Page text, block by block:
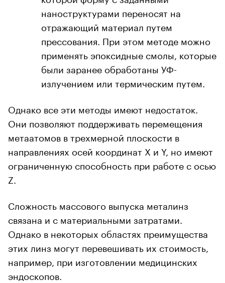
наноструктурами переносят на
отражающий материал путем
прессования. При этом методе можно
применять эпоксидные смолы, которые
были заранее обработаны УФ-
излучением или термическим путем.
Однако все эти методы имеют недостаток.
Они позволяют поддерживать перемещения
метаатомов в трехмерной плоскости в
направлениях осей координат X и Y, но имеют
ограниченную способность при работе с осью
Z.
Сложность массового выпуска металинз
связана и с материальными затратами.
Однако в некоторых областях преимущества
этих линз могут перевешивать их стоимость,
например, при изготовлении медицинских
эндоскопов.